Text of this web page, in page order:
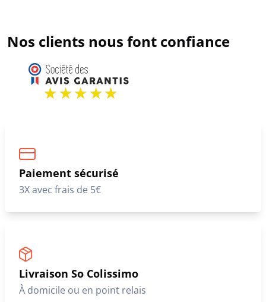
Nos clients nous font confiance
Paiement sécurisé
3X avec frais de 5€
Livraison So Colissimo
À domicile ou en point relais